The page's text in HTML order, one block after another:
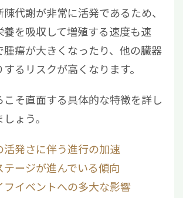
代謝が非常に活発であるため、
養を吸収して増殖する速度も速
腫瘍が大きくなったり、他の臓器
るリスクが高くなります。
こそ直面する具体的な特徴を詳し
ょう。
活発さに伴う進行の加速
ージが進んでいる傾向
フイベントへの多大な影響